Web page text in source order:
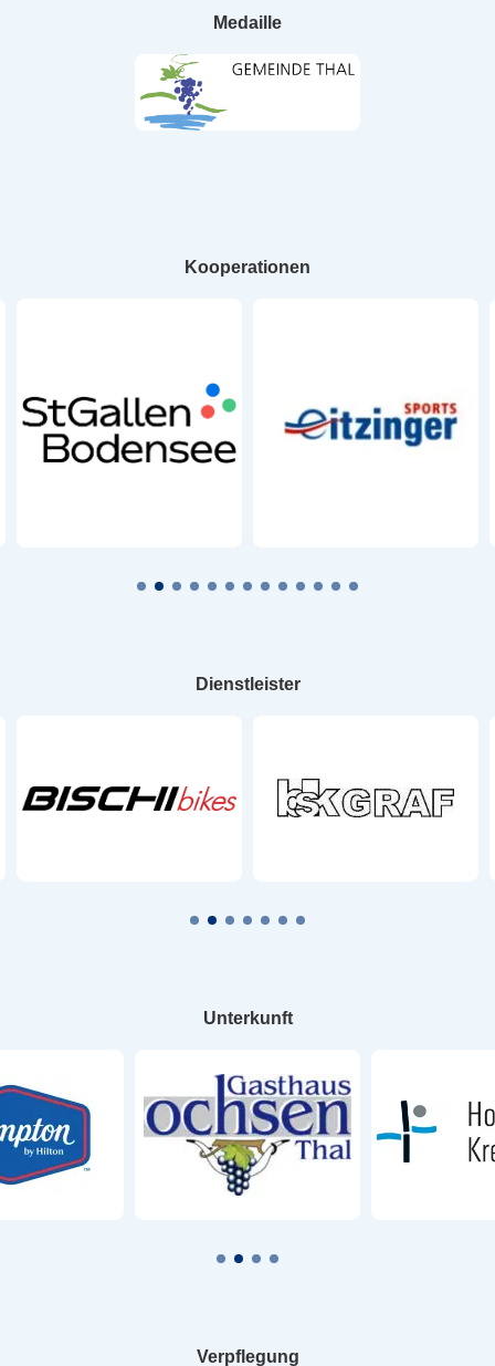
Medaille
Kooperationen
Dienstleister
Unterkunft
Verpflegung